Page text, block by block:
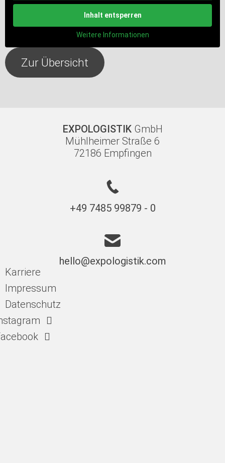
Inhalt entsperren
Weitere Informationen
Zur Übersicht
EXPOLOGISTIKGmbH
Mühlheimer Straße 6
72186 Empfingen
+49 7485 99879 - 0
hello@expologistik.com
Karriere
Impressum
Datenschutz